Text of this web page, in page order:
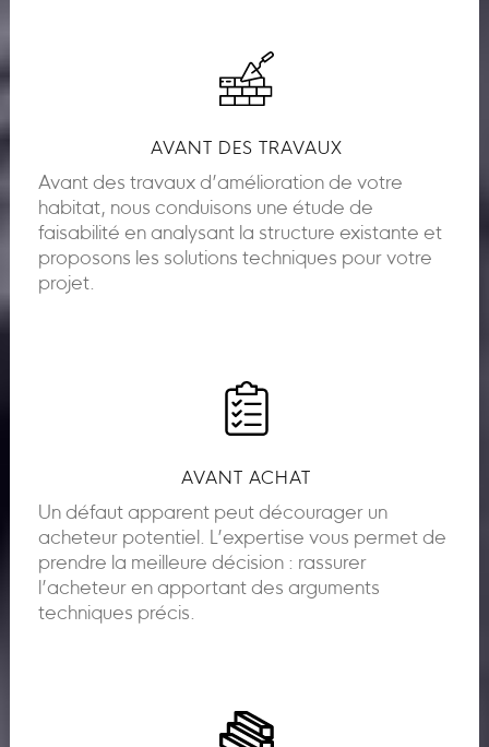
AVANT DES TRAVAUX
Avant des travaux d’amélioration de votre
habitat, nous conduisons une étude de
faisabilité en analysant la structure existante et
proposons les solutions techniques pour votre
projet.
AVANT ACHAT
Un défaut apparent peut décourager un
acheteur potentiel. L’expertise vous permet de
prendre la meilleure décision : rassurer
l’acheteur en apportant des arguments
techniques précis.